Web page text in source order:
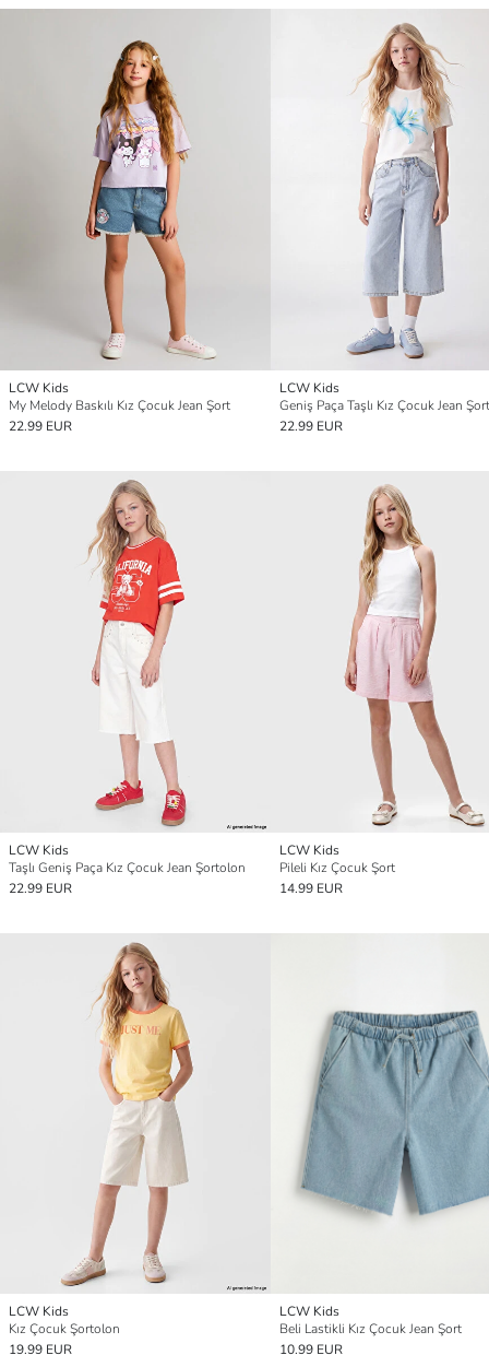
LCW Kids
My Melody Baskılı Kız Çocuk Jean Şort
22.99 EUR
LCW Kids
Geniş Paça Taşlı Kız Çocuk Jean
22.99 EUR
LCW Kids
Taşlı Geniş Paça Kız Çocuk Jean Şortolon
22.99 EUR
LCW Kids
Pileli Kız Çocuk Şort
14.99 EUR
LCW Kids
Kız Çocuk Şortolon
19.99 EUR
LCW Kids
Beli Lastikli Kız Çocuk Jean Şort
10.99 EUR